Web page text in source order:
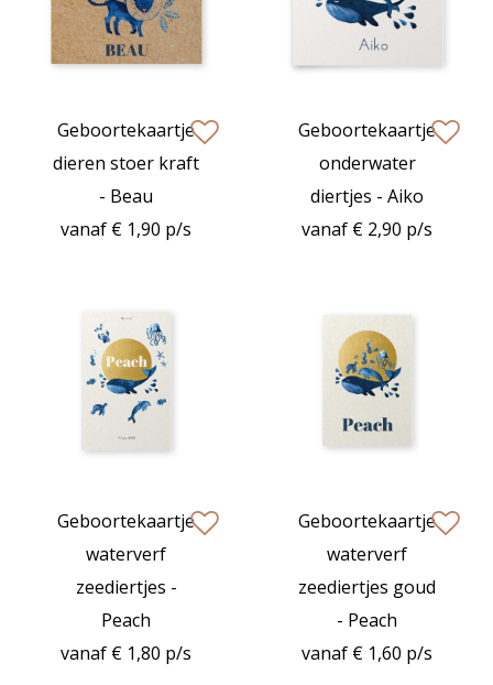
Geboortekaartje
dieren stoer kraft
- Beau
vanaf € 1,90 p/s
Geboortekaartje
onderwater
diertjes - Aiko
vanaf € 2,90 p/s
Geboortekaartje
waterverf
zeediertjes -
Peach
vanaf € 1,80 p/s
Geboortekaartje
waterverf
zeediertjes goud
- Peach
vanaf € 1,60 p/s